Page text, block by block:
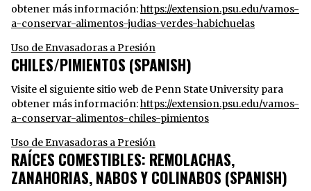
obtener más información:https://extension.psu.edu/vamos-
a-conservar-alimentos-judias-verdes-habichuelas
Uso de Envasadoras a Presión
CHILES/PIMIENTOS (SPANISH)
Visite el siguiente sitio web de Penn State University para
obtener más información:https://extension.psu.edu/vamos-
a-conservar-alimentos-chiles-pimientos
Uso de Envasadoras a Presión
RAÍCES COMESTIBLES: REMOLACHAS,
ZANAHORIAS, NABOS Y COLINABOS (SPANISH)